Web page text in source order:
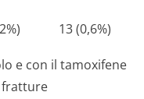
13 (0,6%)
e con il tamoxifene
fratture